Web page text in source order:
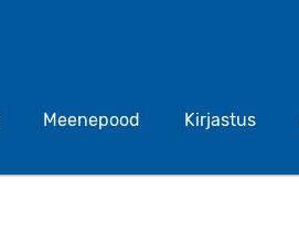
Meenepood Kirjastus